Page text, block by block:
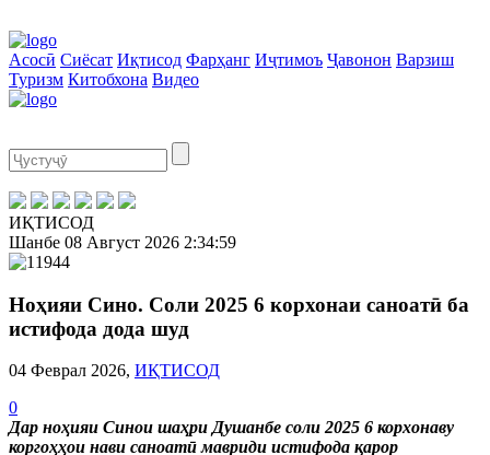
Асосӣ Сиёсат Иқтисод Фарҳанг Иҷтимоъ Ҷавонон Варзиш
Туризм Китобхона Видео
ИҚТИСОД
Шанбе 08 Август 2026 2:35:00
Ноҳияи Сино. Соли 2025 6 корхонаи саноатӣ ба
истифода дода шуд
04 Феврал 2026, ИҚТИСОД
0
Дар ноҳияи Синои шаҳри Душанбе соли 2025 6 корхонаву
коргоҳҳои нави саноатӣ мавриди истифода қарор